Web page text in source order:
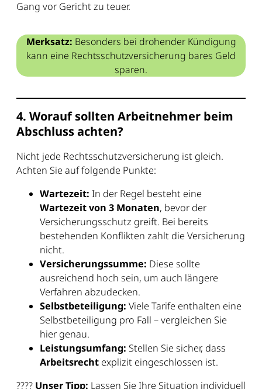
Gang vor Gericht zu teuer.
Merksatz: Besonders bei drohender Kündigung
kann eine Rechtsschutzversicherung bares Geld
sparen.
4. Worauf sollten Arbeitnehmer beim
Abschluss achten?
Nicht jede Rechtsschutzversicherung ist gleich.
Achten Sie auf folgende Punkte:
Wartezeit: In der Regel besteht eine
Wartezeit von 3 Monaten, bevor der
Versicherungsschutz greift. Bei bereits
bestehenden Konflikten zahlt die Versicherung
nicht.
Versicherungssumme: Diese sollte
ausreichend hoch sein, um auch längere
Verfahren abzudecken.
Selbstbeteiligung: Viele Tarife enthalten eine
Selbstbeteiligung pro Fall – vergleichen Sie
hier genau.
Leistungsumfang: Stellen Sie sicher, dass
Arbeitsrecht explizit eingeschlossen ist.
???? Unser Tipp: Lassen Sie Ihre Situation individuell